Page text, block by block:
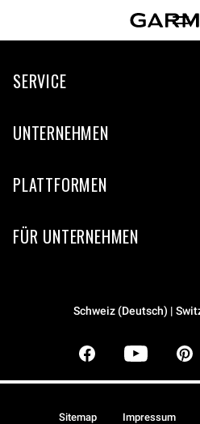
SERVICE
UNTERNEHMEN
PLATTFORMEN
FÜR UNTERNEHMEN
Schweiz (Deutsch) |
Sitemap Impressum